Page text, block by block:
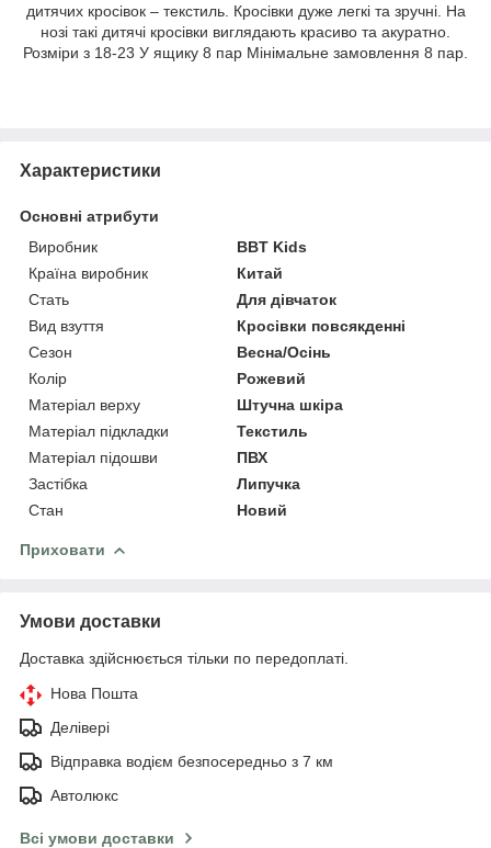
дитячих кросівок – текстиль. Кросівки дуже легкі та зручні. На
нозі такі дитячі кросівки виглядають красиво та акуратно.
Розміри з 18-23 У ящику 8 пар Мінімальне замовлення 8 пар.
Характеристики
Основні атрибути
Виробник
BBT Kids
Країна виробник
Китай
Стать
Для дівчаток
Вид взуття
Кросівки повсякденні
Сезон
Весна/Осінь
Колір
Рожевий
Матеріал верху
Штучна шкіра
Матеріал підкладки
Текстиль
Матеріал підошви
ПВХ
Застібка
Липучка
Стан
Новий
Приховати
Умови доставки
Доставка здійснюється тільки по передоплаті.
Нова Пошта
Делівері
Відправка водієм безпосередньо з 7 км
Автолюкс
Всі умови доставки